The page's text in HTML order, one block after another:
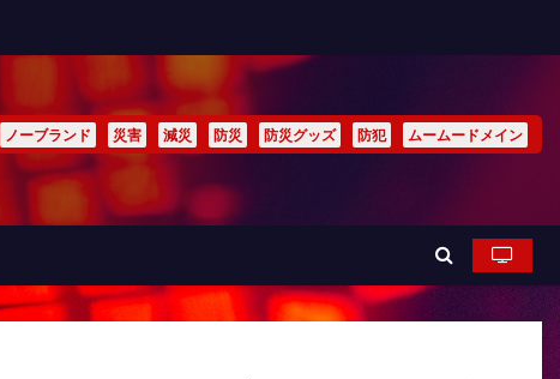
ノーブランド 災害 減災 防災 防災グッズ 防犯 ムームードメイン